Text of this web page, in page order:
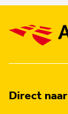
Direct naar